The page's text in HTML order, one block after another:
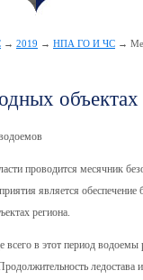
→ 2019 → НПА ГО И ЧС →
проводится месячник
является обеспечение
региона.
в этот период